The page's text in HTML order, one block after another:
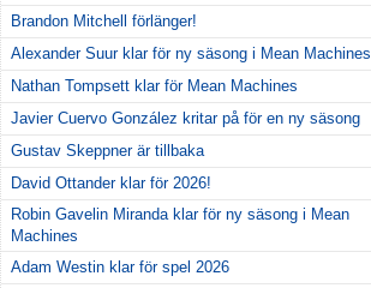
Brandon Mitchell förlänger!
Alexander Suur klar för ny säsong i Mean Machines
Nathan Tompsett klar för Mean Machines
Javier Cuervo González kritar på för en ny säsong
Gustav Skeppner är tillbaka
David Ottander klar för 2026!
Robin Gavelin Miranda klar för ny säsong i Mean
Machines
Adam Westin klar för spel 2026